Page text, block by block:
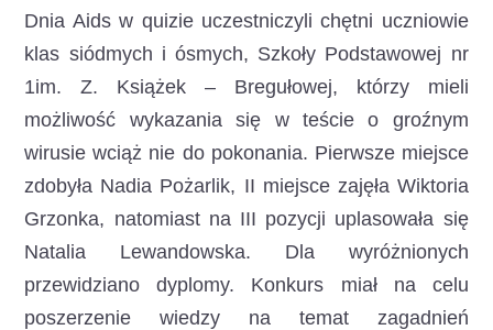
Dnia Aids w quizie uczestniczyli chętni uczniowie
klas siódmych i ósmych, Szkoły Podstawowej nr
1im. Z. Książek – Bregułowej, którzy mieli
możliwość wykazania się w teście o groźnym
wirusie wciąż nie do pokonania. Pierwsze miejsce
zdobyła Nadia Pożarlik, II miejsce zajęła Wiktoria
Grzonka, natomiast na III pozycji uplasowała się
Natalia Lewandowska. Dla wyróżnionych
przewidziano dyplomy. Konkurs miał na celu
poszerzenie wiedzy na temat zagadnień